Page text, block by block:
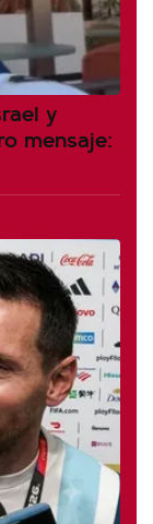
y
mensaje: